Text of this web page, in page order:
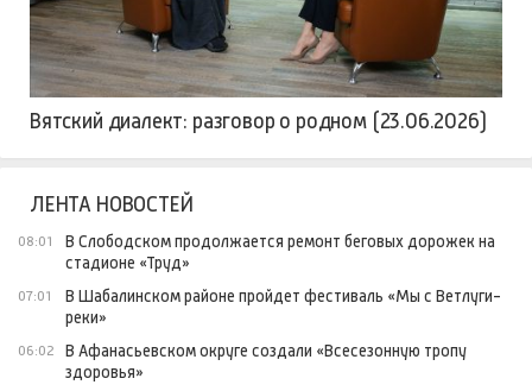
Вятский диалект: разговор о родном (23.06.2026)
ЛЕНТА НОВОСТЕЙ
08:01
В Слободском продолжается ремонт беговых дорожек на
стадионе «Труд»
07:01
В Шабалинском районе пройдет фестиваль «Мы с Ветлуги-
реки»
06:02
В Афанасьевском округе создали «Всесезонную тропу
здоровья»